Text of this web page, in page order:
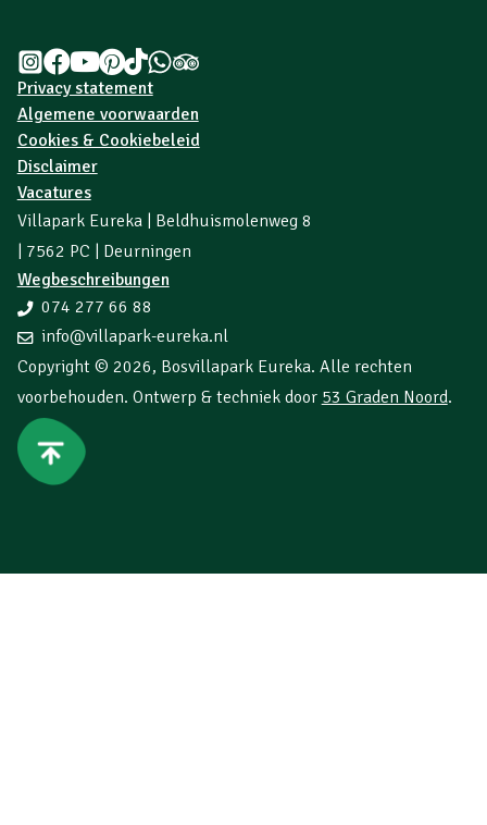
Privacy statement
Algemene voorwaarden
Cookies & Cookiebeleid
Disclaimer
Vacatures
Villapark Eureka | Beldhuismolenweg 8
| 7562 PC | Deurningen
Wegbeschreibungen
074 277 66 88
info@villapark-eureka.nl
Copyright © 2026, Bosvillapark Eureka. Alle rechten
voorbehouden. Ontwerp & techniek door 53 Graden Noord.